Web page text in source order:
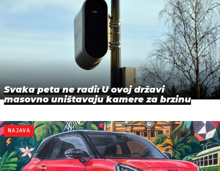
Svaka peta ne radi: U ovoj državi
masovno uništavaju kamere za brzinu
NAJAVA